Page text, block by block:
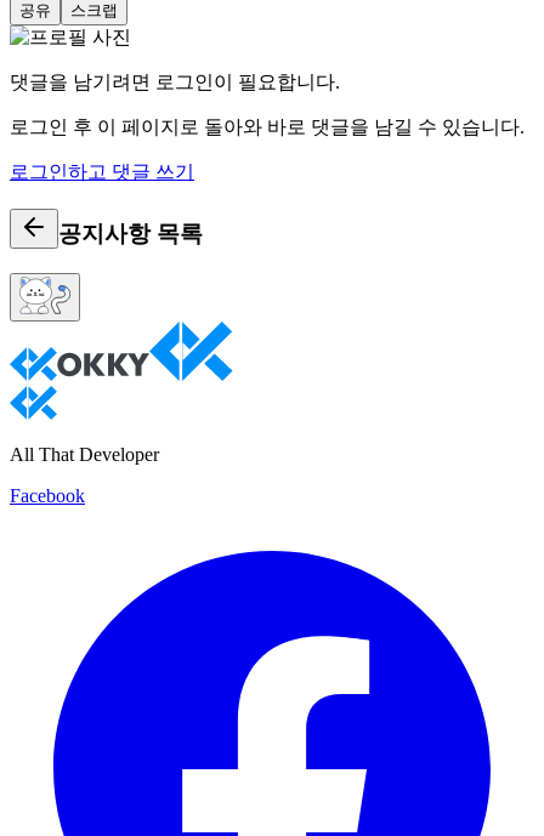
공유 스크랩
댓글을 남기려면 로그인이 필요합니다.
로그인 후 이 페이지로 돌아와 바로 댓글을 남길 수 있습니다.
로그인하고 댓글 쓰기
공지사항 목록
All That Developer
Facebook